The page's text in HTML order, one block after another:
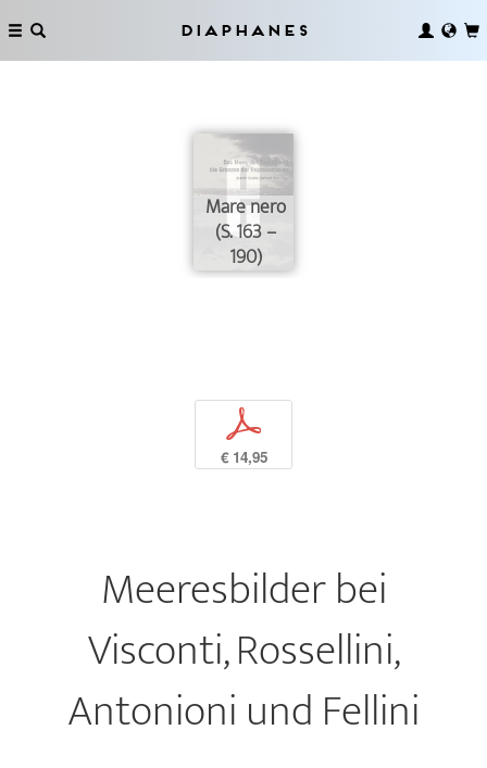
Diaphanes
Mare nero
(S. 163 –
190)
p
€ 14,95
Meeresbilder bei
Visconti, Rossellini,
Antonioni und Fellini